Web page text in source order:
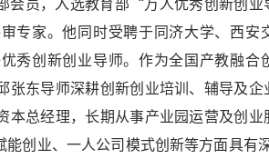
专家。他同时受聘于同济大学、西安
秀创新创业导师。作为全国产教融合
张东导师深耕创新创业培训、辅导及
本总经理，长期从事产业园运营及创
创业、一人公司模式创新等方面具有